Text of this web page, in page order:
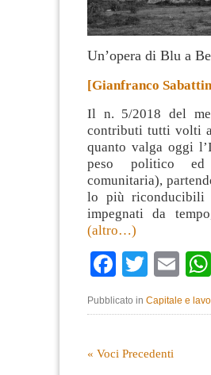
Un’opera di Blu a
[Gianfranco
Il n. 5/2018 del
contributi tutti volti
quanto valga oggi
peso politico ed
comunitaria),
lo più riconducibili
impegnati da
(altro…)
Facebook
Twitter
Pubblicato in Capitale e
« Voci Precedenti